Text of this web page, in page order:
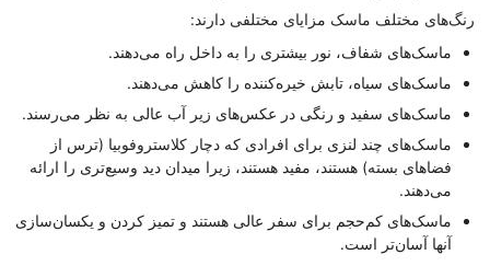
رنگ‌های مختلف ماسک مزایای مختلفی دارند:
ماسک‌های شفاف، نور بیشتری را به داخل راه می‌دهند.
ماسک‌های سیاه، تابش خیره‌کننده را کاهش می‌دهند.
ماسک‌های سفید و رنگی در عکس‌های زیر آب عالی به نظر می‌رسند.
ماسک‌های چند لنزی برای افرادی که دچار کلاستروفوبیا (ترس از
فضاهای بسته) هستند، مفید هستند، زیرا میدان دید وسیع‌تری را ارائه
می‌دهند.
ماسک‌های کم‌حجم برای سفر عالی هستند و تمیز کردن و یکسان‌سازی
آنها آسان‌تر است.